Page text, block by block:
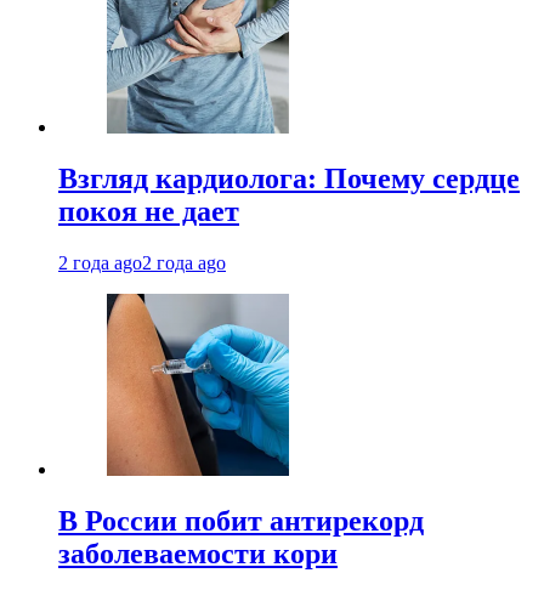
Взгляд кардиолога: Почему сердце
покоя не дает
2 года ago2 года ago
В России побит антирекорд
заболеваемости кори